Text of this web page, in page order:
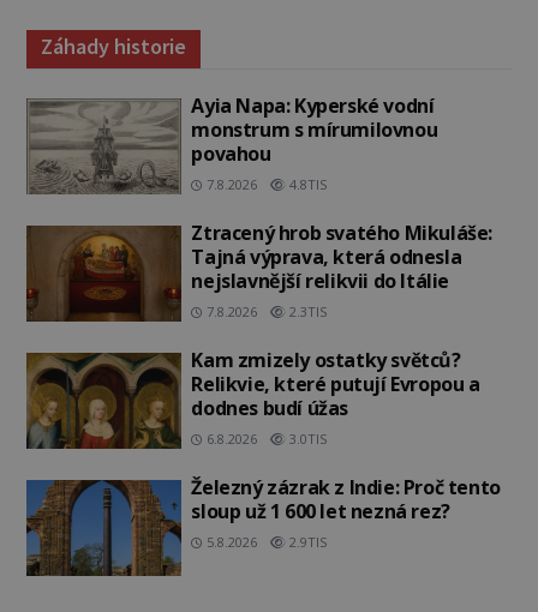
Záhady historie
Ayia Napa: Kyperské vodní
monstrum s mírumilovnou
povahou
7.8.2026 4.8TIS
Ztracený hrob svatého Mikuláše:
Tajná výprava, která odnesla
nejslavnější relikvii do Itálie
7.8.2026 2.3TIS
Kam zmizely ostatky světců?
Relikvie, které putují Evropou a
dodnes budí úžas
6.8.2026 3.0TIS
Železný zázrak z Indie: Proč tento
sloup už 1 600 let nezná rez?
5.8.2026 2.9TIS